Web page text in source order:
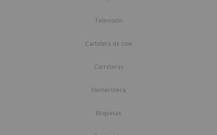
Televisión
Cartelera de cine
Carreteras
Hemeroteca
Etiquetas